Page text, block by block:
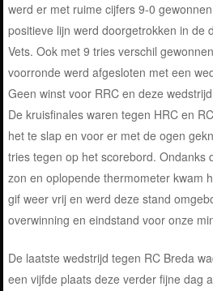
werd er met ruime cijfers 9-0
positieve lijn werd doorgetrokken in de
Vets. Ook met 9 tries verschil
voorronde werd afgesloten met een
Geen winst voor RRC en deze
De kruisfinales waren tegen HRC en
het te slap en voor er met de ogen
tries tegen op het scorebord. Ondanks
zon en oplopende thermometer kwam
gif weer vrij en werd deze stand
overwinning en eindstand voor onze
De laatste wedstrijd tegen RC Breda
een vijfde plaats deze verder fijne dag